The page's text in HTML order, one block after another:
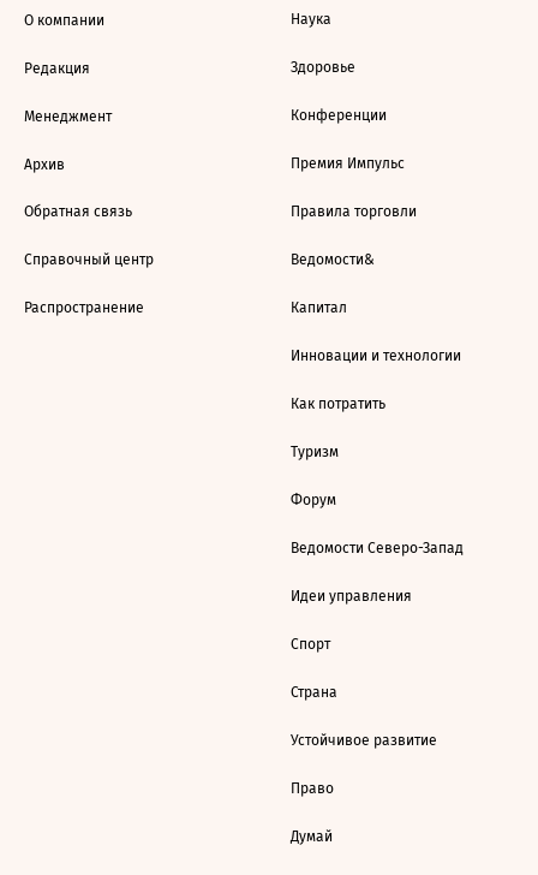
О компании
Редакция
Менеджмент
Архив
Обратная связь
Справочный центр
Распространение
Наука
Здоровье
Конференции
Премия Импульс
Правила торговли
Ведомости&
Капитал
Инновации и технологии
Как потратить
Туризм
Форум
Ведомости Северо-Запад
Идеи управления
Спорт
Страна
Устойчивое развитие
Право
Думай